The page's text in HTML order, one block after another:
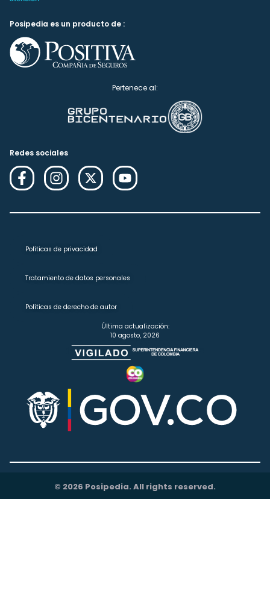
Posipedia es un producto de :
Pertenece al:
Redes sociales
Políticas de privacidad
Tratamiento de datos personales
Políticas de derecho de autor
Última actualización:
10 agosto, 2026
© 2026 Posipedia. All rights reserved.